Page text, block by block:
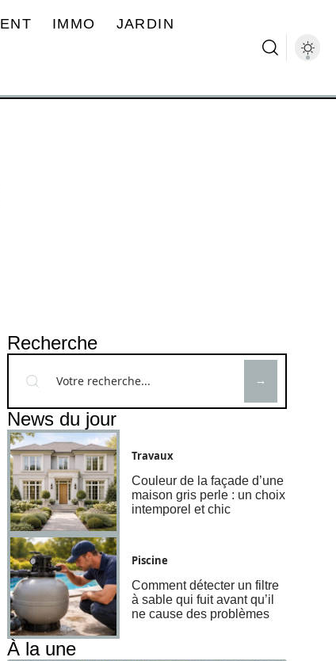
IMMO JARDIN
Recherche
News du jour
Travaux
Couleur de la façade d’une
maison gris perle : un choix
intemporel et chic
Piscine
Comment détecter un filtre
à sable qui fuit avant qu’il
ne cause des problèmes
À la une